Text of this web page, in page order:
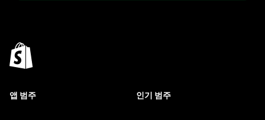
앱 범주 인기 범주